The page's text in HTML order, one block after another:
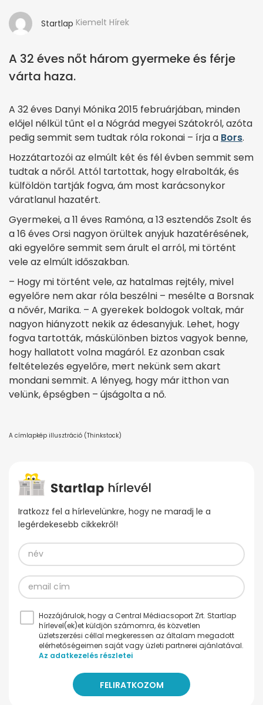
Startlap Kiemelt Hírek
A 32 éves nőt három gyermeke és férje
várta haza.
A 32 éves Danyi Mónika 2015 feb­ruárjában, minden
előjel nélkül tűnt el a Nógrád megyei Szátokról, azóta
pedig semmit sem tudtak róla rokonai – írja a Bors.
Hozzátartozói az elmúlt két és fél évben semmit sem
tudtak a nőről. Attól tartottak, hogy elrabolták, és
külföldön tartják fogva, ám most karácsonykor
váratlanul hazatért.
Gyermekei, a 11 éves Ramóna, a 13 esztendős Zsolt és
a 16 éves Orsi nagyon örültek anyjuk hazatérésének,
aki egyelőre semmit sem árult el arról, mi történt
vele az elmúlt időszakban.
– Hogy mi történt vele, az hatalmas rejtély, mivel
egyelőre nem akar róla beszélni – mesélte a Borsnak
a nővér, Marika. – A gyerekek boldogok voltak, már
nagyon hiányzott nekik az édesanyjuk. Lehet, hogy
fogva tartották, máskülönben biztos va­gyok benne,
hogy hallatott volna magáról. Ez azonban csak
feltételezés egyelőre, mert ne­künk sem akart
mondani semmit. A lényeg, hogy már itthon van
velünk, épségben – újságolta a nő.
A címlapkép illusztráció (Thinkstock)
Iratkozz fel a hírlevelünkre, hogy ne maradj le a
legérdekesebb cikkekről!
Hozzájárulok, hogy a Central Médiacsoport Zrt. Startlap
hírlevel(ek)et küldjön számomra, és közvetlen
üzletszerzési céllal megkeressen az általam megadott
elérhetőségeimen saját vagy üzleti partnerei ajánlatával.
Az adatkezelés részletei